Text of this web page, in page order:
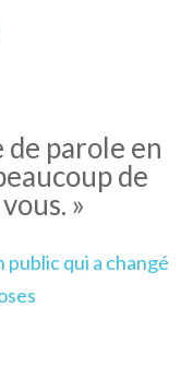
parole en
de
»
qui a changé